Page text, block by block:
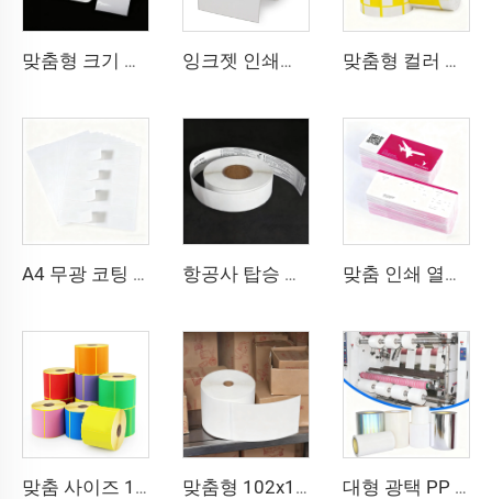
맞춤형 크기 연속 무광 고광택 합성 접착 잉크젯 라벨 롤 102mm 216mm 잉크젯 스티커 잉크젯 인쇄용 BOPP 필름 흰색 BOPP 라벨 PP 스티커 합성지 냉동실용 라벨 스티커 맞춤형 컬러 바코드 가격표 열전사 라벨 슈퍼마켓용 열 상단 카드보드 용지
A4 무광 코팅 미색 라벨 바코드 스티커 라벨 8.5x11인치 A4 시트 레이저 프린터 및 잉크젯 프린터용 항공사 탑승 수하물 라벨 스티커 태그 열전사 합성지 직접 열전사 BOPP 필름 수하물 라벨 맞춤 인쇄 열전사 골판지 항공권 항공티켓 탑승권 종이 항공권
맞춤 사이즈 102x150 102x152 인쇄 라벨 열전사 운송장 스티커 접착 라벨 4x6인치 배송용 열전사 컬러 라벨 맞춤형 102x152 열전사 라벨 반광택 종이 전사 접착 운송장 라벨 4x6 인치 배송용 열전사 라벨 스티커 대형 광택 PP PET PE 라벨 소재 대형 필름 자가접착지 폴리에틸렌 스티커 원단 합성 라벨 대형 롤